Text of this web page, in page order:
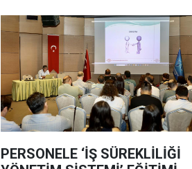
PERSONELE ‘İŞ SÜREKLİLİĞİ